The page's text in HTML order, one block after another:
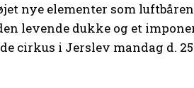
nye elementer som
levende dukke og et
cirkus i Jerslev mandag d.